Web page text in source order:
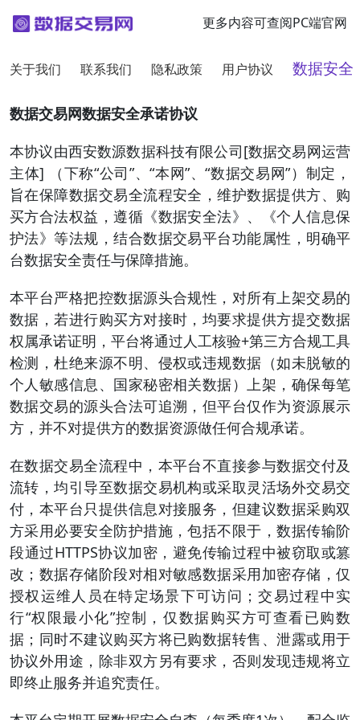
更多内容可查阅PC端官网
关于我们 联系我们 隐私政策 用户协议 数据安全
数据交易网数据安全承诺协议
本协议由西安数源数据科技有限公司[数据交易网运营
主体] （下称“公司”、“本网”、“数据交易网”）制定，
旨在保障数据交易全流程安全，维护数据提供方、购
买方合法权益，遵循《数据安全法》、《个人信息保
护法》等法规，结合数据交易平台功能属性，明确平
台数据安全责任与保障措施。
本平台严格把控数据源头合规性，对所有上架交易的
数据，若进行购买方对接时，均要求提供方提交数据
权属承诺证明，平台将通过人工核验+第三方合规工具
检测，杜绝来源不明、侵权或违规数据（如未脱敏的
个人敏感信息、国家秘密相关数据）上架，确保每笔
数据交易的源头合法可追溯，但平台仅作为资源展示
方，并不对提供方的数据资源做任何合规承诺。
在数据交易全流程中，本平台不直接参与数据交付及
流转，均引导至数据交易机构或采取灵活场外交易交
付，本平台只提供信息对接服务，但建议数据采购双
方采用必要安全防护措施，包括不限于，数据传输阶
段通过HTTPS协议加密，避免传输过程中被窃取或篡
改；数据存储阶段对相对敏感数据采用加密存储，仅
授权运维人员在特定场景下可访问；交易过程中实
行“权限最小化”控制，仅数据购买方可查看已购数
据；同时不建议购买方将已购数据转售、泄露或用于
协议外用途，除非双方另有要求，否则发现违规将立
即终止服务并追究责任。